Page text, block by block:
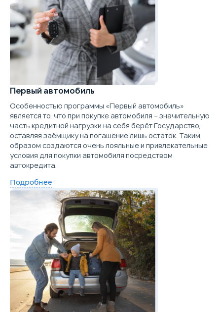
155 л.с.
Мощность
2WD
Привод
200 км/ч
Макс. скорость
Выберите цвет
Подробнее о комплектации
Параметры
Скидка в кредит
Скидка в Трейд-ин
1 411 910
Цена в кредит
16 808
Купить в кредит
Trade-in
Забронировать
Первый автомобиль
Особенностью программы «Первый автомобиль»
является то, что при покупке автомобиля – значительную
часть кредитной нагрузки на себя берёт Государство,
оставляя заёмщику на погашение лишь остаток. Таким
образом создаются очень лояльные и привлекательные
условия для покупки автомобиля посредством
автокредита.
Подробнее